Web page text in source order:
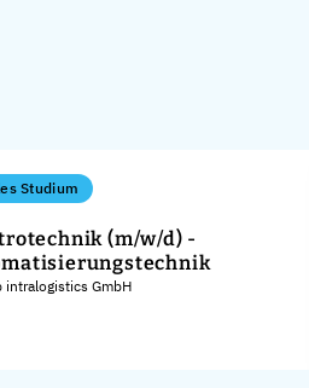
Studium
(m/w/d) -
intralogistics GmbH